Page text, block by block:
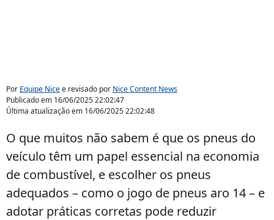
Por Equipe Nicee revisado por Nice Content News
Publicado em 16/06/2025 22:02:47
Última atualização em 16/06/2025 22:02:48
O que muitos não sabem é que os pneus do
veículo têm um papel essencial na economia
de combustível, e escolher os pneus
adequados – como o jogo de pneus aro 14 – e
adotar práticas corretas pode reduzir